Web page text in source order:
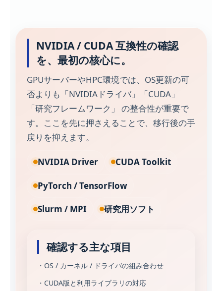
NVIDIA / CUDA 互換性の確認
を、最初の核心に。
GPUサーバーやHPC環境では、OS更新の可
否よりも「NVIDIAドライバ」「CUDA」
「研究フレームワーク」 の整合性が重要で
す。ここを先に押さえることで、移行後の手
戻りを抑えます。
NVIDIA Driver CUDA Toolkit
PyTorch / TensorFlow
Slurm / MPI 研究用ソフト
確認する主な項目
・OS / カーネル / ドライバの組み合わせ
・CUDA版と利用ライブラリの対応